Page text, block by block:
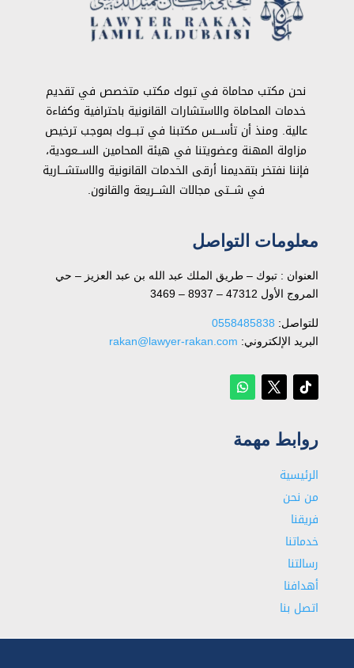
نحن مكتب محاماة في تبوك مكتب متخصص في تقديم
خدمات المحاماة والاستشارات القانونية باحترافية وكفاءة
عالية. ومنذ أن تأســـس مكتبنا في تبـــوك بموجب ترخيص
مزاولة المهنة وعضويتنا في هيئة المحامين الســـعودية،
فإننا نفتخر بتقديمنا أرقى الخدمات القانونية والاستشـــارية
في شـــتى مجالات الشـــريعة والقانون.
معلومات التواصل
العنوان : تبوك – طريق الملك عبد الله بن عبد العزيز – حي
المروج الأول 47312 – 8937 – 3469
للتواصل: ⁦ 0558485838
البريد الإلكتروني: rakan@lawyer-rakan.com
روابط مهمة
الرئيسية
من نحن
فريقنا
خدماتنا
رسالتنا
أهدافنا
اتصل بنا